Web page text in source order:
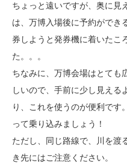
ちょっと遠いですが、奥に見
は、万博入場後に予約ができ
券しようと発券機に着いたこ
た。。。
ちなみに、万博会場はとても
しいので、手前に少し見える
り、これを使うのが便利です
って乗り込みましょう！
ただし、同じ路線で、川を渡
き先にはご注意ください。